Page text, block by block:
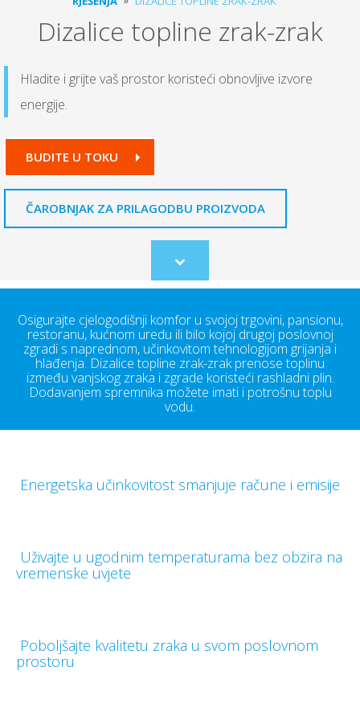
Dizalice topline zrak-zrak
Hladite i grijte vaš prostor koristeći obnovljive izvore
energije.
BUDITE U TOKU
ČAROBNJAK ZA PRILAGODBU PROIZVODA
Scroll
to
Osigurajte cjelogodišnji komfor u svojoj trgovini, pansionu,
restoranu, kućnom uredu ili bilo kojoj drugoj poslovnoj
zgradi s naprednom, učinkovitom tehnologijom grijanja i
hlađenja. Dizalice topline zrak-zrak prenose toplinu
između vanjskog zraka i zgrade koristeći rashladni plin.
Dodavanjem spremnika možete imati i potrošnu toplu
vodu.
Energetska učinkovitost smanjuje račune i emisije
Uživajte u ugodnim temperaturama bez obzira na
vremenske uvjete
Poboljšajte kvalitetu zraka u svom poslovnom
prostoru